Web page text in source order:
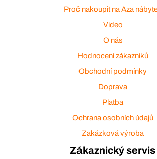
Proč nakoupit na Aza
Video
O nás
Hodnocení zákazníků
Obchodní podmínky
Doprava
Platba
Ochrana osobních údajů
Zakázková výroba
Zákaznický servis